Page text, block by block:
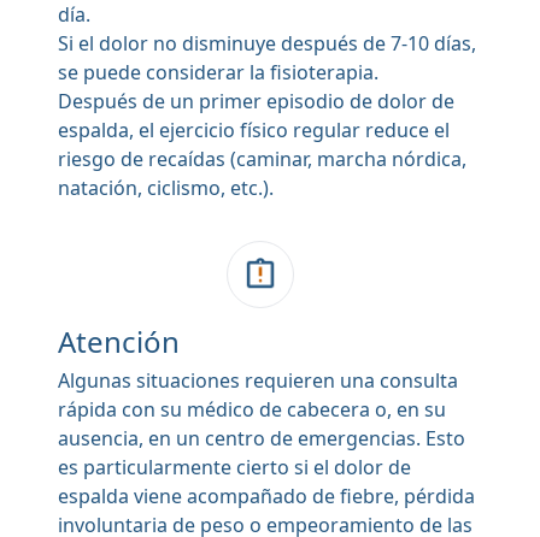
día.
Si el dolor no disminuye después de 7-10 días,
se puede considerar la fisioterapia.
Después de un primer episodio de dolor de
espalda, el ejercicio físico regular reduce el
riesgo de recaídas (caminar, marcha nórdica,
natación, ciclismo, etc.).
Atención
Algunas situaciones requieren una consulta
rápida con su médico de cabecera o, en su
ausencia, en un centro de emergencias. Esto
es particularmente cierto si el dolor de
espalda viene acompañado de fiebre, pérdida
involuntaria de peso o empeoramiento de las